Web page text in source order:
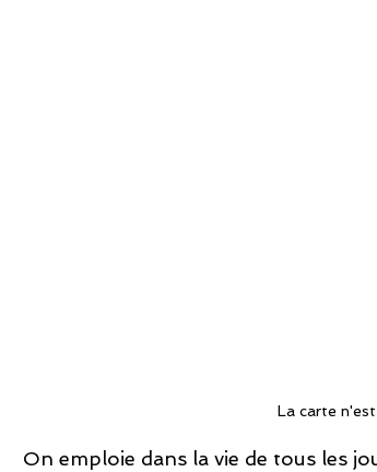
La carte
On emploie dans la vie de tous les